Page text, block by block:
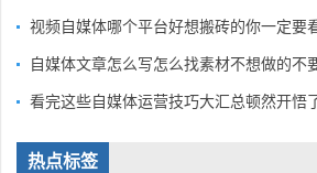
视频自媒体哪个平台好想搬砖的你一定要
自媒体文章怎么写怎么找素材不想做的不
看完这些自媒体运营技巧大汇总顿然开悟了
热点标签